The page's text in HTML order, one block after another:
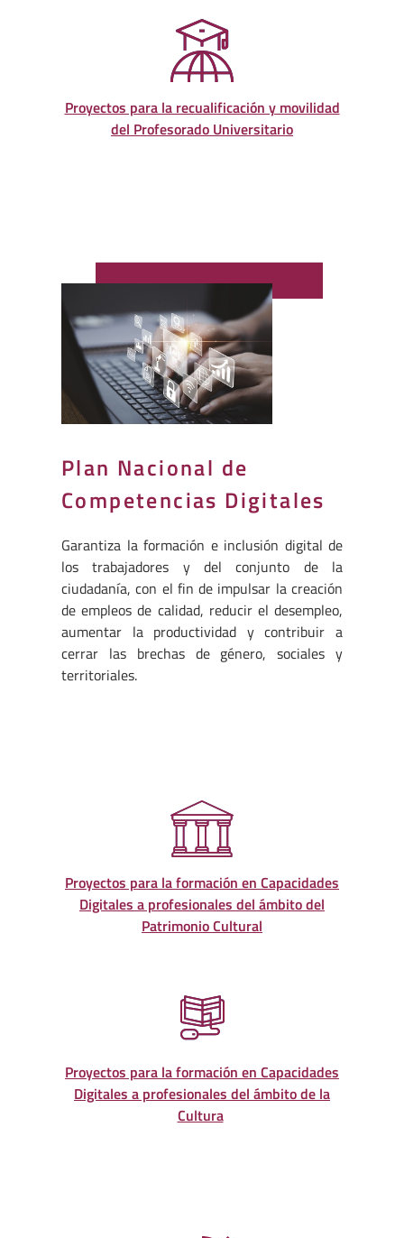
Proyectos para la recualificación y movilidad
del Profesorado Universitario
Plan Nacional de
Competencias Digitales
Garantiza la formación e inclusión digital de
los trabajadores y del conjunto de la
ciudadanía, con el fin de impulsar la creación
de empleos de calidad, reducir el desem​pleo,
aumentar la productividad y contribuir a
cerrar las brechas de género, sociales y
territoriales.
Proyectos para la formación en Capacidades
Digitales a profesionales del ámbito del
Patrimonio Cultural
Proyectos para la formación en Capacidades
Digitales a profesionales del ámbito de la
Cultura